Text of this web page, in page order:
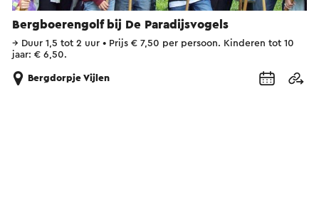
Bergboerengolf bij De Paradijsvogels
→ Duur 1,5 tot 2 uur • Prijs € 7,50 per persoon. Kinderen tot 10
jaar: € 6,50.
Bergdorpje Vijlen